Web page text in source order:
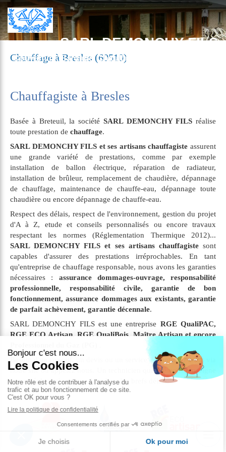
SARL DEMONCHY FILS
Couverture, Bardage, Chauffage, Plomberie à Breteuil
Chauffage à Bresles (60510)
Chauffagiste à Bresles
Basée à Breteuil, la société SARL DEMONCHY FILS réalise
toute prestation de chauffage.
SARL DEMONCHY FILS et ses artisans chauffagiste assurent
une grande variété de prestations, comme par exemple
installation de ballon électrique, réparation de radiateur,
installation de brûleur, remplacement de chaudière, dépannage
de chauffage, maintenance de chauffe-eau, dépannage toute
chaudière ou encore dépannage de chauffe-eau.
Respect des délais, respect de l'environnement, gestion du projet
d'A à Z, etude et conseils personnalisés ou encore travaux
respectant les normes (Réglementation Thermique 2012)...
SARL DEMONCHY FILS et ses artisans chauffagistesont
capables d'assurer des prestations irréprochables. En tant
qu'entreprise de chauffage responsable, nous avons les garanties
nécessaires : assurance dommages-ouvrage, responsabilité
professionnelle, responsabilité civile, garantie de bon
fonctionnement, assurance dommages aux existants, garantie
de parfait achèvement, garantie décennale.
SARL DEMONCHY FILS est une entreprise RGE QualiPAC,
RGE ECO Artisan, RGE QualiBois, Maître Artisan et encore
Besoin d'un conseil, un devis ou un service ? Contactez-nous via
notre site ou appelez nous. Un technicien qualifié vous renseigne
ou se déplace chez vous dans les plus brefs délais.